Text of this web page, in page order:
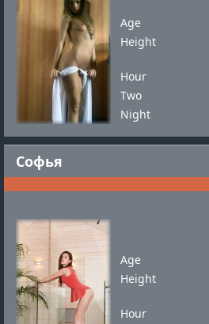
Age
Height
Hour
Two
Night
Софья
Age
Height
Hour